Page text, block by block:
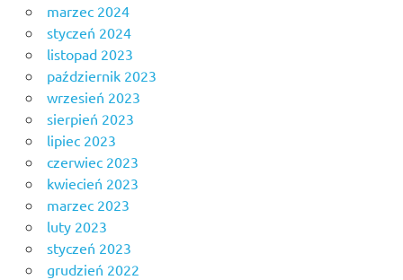
marzec 2024
styczeń 2024
listopad 2023
październik 2023
wrzesień 2023
sierpień 2023
lipiec 2023
czerwiec 2023
kwiecień 2023
marzec 2023
luty 2023
styczeń 2023
grudzień 2022